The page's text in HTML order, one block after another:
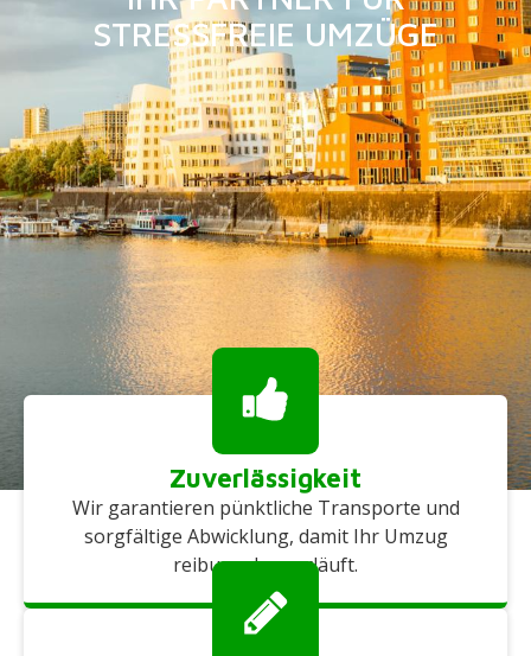
STRESSFREIE UMZÜGE
Zuverlässigkeit
Wir garantieren pünktliche Transporte und
sorgfältige Abwicklung, damit Ihr Umzug
reibungslos verläuft.